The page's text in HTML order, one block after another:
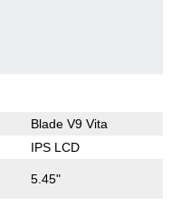
Blade V9 Vita
IPS LCD
5.45"